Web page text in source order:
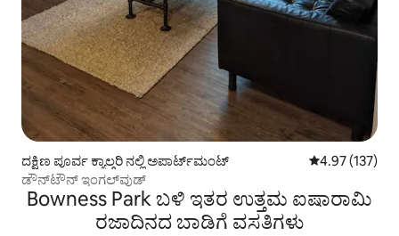
ದಕ್ಷಿಣ ಪೂರ್ವ ಕ್ಯಾಲ್ಗರಿ ನಲ್ಲಿ ಅಪಾರ್ಟ್‌ಮಂಟ್ 5 ರಲ್ಲಿ 4.97
4.97 (137)
ಡೌನ್‌ಟೌನ್ ಇಂಗಲ್‌ವುಡ್
Bowness Park ಬಳಿ ಇತರ ಉತ್ತಮ ಐಷಾರಾಮಿ
ರಜಾದಿನದ ಬಾಡಿಗೆ ವಸತಿಗಳು